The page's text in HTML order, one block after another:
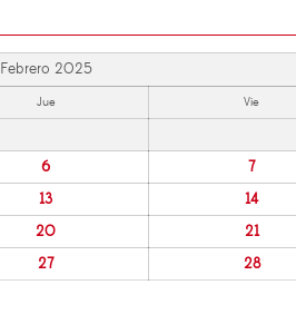
Febrero 2025
Jue Vie
6
7
13
14
20
21
27 28